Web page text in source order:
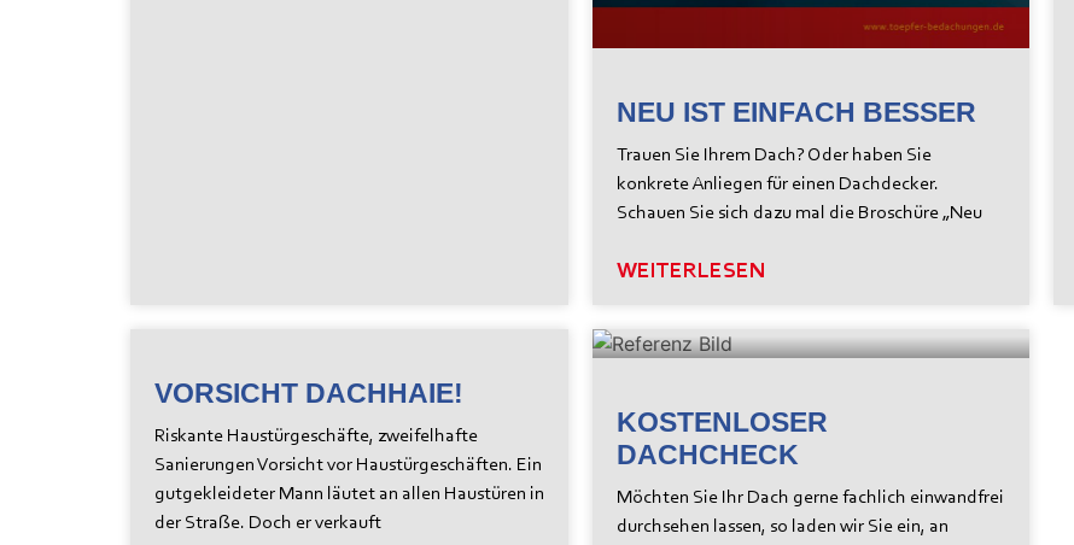
NEU IST EINFACH BESSER
Trauen Sie Ihrem Dach? Oder haben Sie
konkrete Anliegen für einen Dachdecker.
Schauen Sie sich dazu mal die Broschüre „Neu
WEITERLESEN
VORSICHT DACHHAIE!
Riskante Haustürgeschäfte, zweifelhafte
Sanierungen Vorsicht vor Haustürgeschäften. Ein
gutgekleideter Mann läutet an allen Haustüren in
der Straße. Doch er verkauft
KOSTENLOSER
DACHCHECK
Möchten Sie Ihr Dach gerne fachlich einwandfrei
durchsehen lassen, so laden wir Sie ein, an